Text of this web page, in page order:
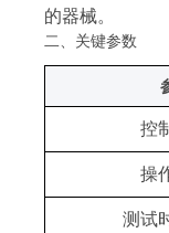
的器械。
二、关键参数
控
操
测试